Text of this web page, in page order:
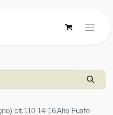
clt.110 14-16 Alto Fusto